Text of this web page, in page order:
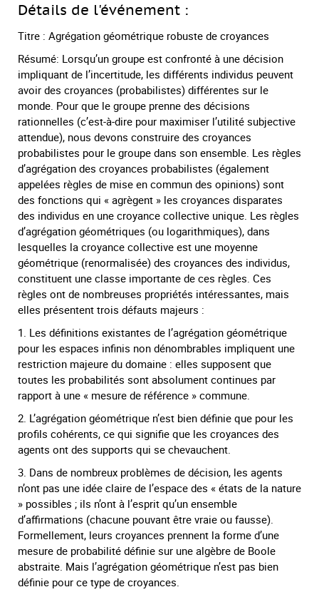
Détails de l'événement :
Titre : Agrégation géométrique robuste de croyances
Résumé: Lorsqu’un groupe est confronté à une décision
impliquant de l’incertitude, les différents individus peuvent
avoir des croyances (probabilistes) différentes sur le
monde. Pour que le groupe prenne des décisions
rationnelles (c’est-à-dire pour maximiser l’utilité subjective
attendue), nous devons construire des croyances
probabilistes pour le groupe dans son ensemble. Les règles
d’agrégation des croyances probabilistes (également
appelées règles de mise en commun des opinions) sont
des fonctions qui « agrègent » les croyances disparates
des individus en une croyance collective unique. Les règles
d’agrégation géométriques (ou logarithmiques), dans
lesquelles la croyance collective est une moyenne
géométrique (renormalisée) des croyances des individus,
constituent une classe importante de ces règles. Ces
règles ont de nombreuses propriétés intéressantes, mais
elles présentent trois défauts majeurs :
1. Les définitions existantes de l’agrégation géométrique
pour les espaces infinis non dénombrables impliquent une
restriction majeure du domaine : elles supposent que
toutes les probabilités sont absolument continues par
rapport à une « mesure de référence » commune.
2. L’agrégation géométrique n’est bien définie que pour les
profils cohérents, ce qui signifie que les croyances des
agents ont des supports qui se chevauchent.
3. Dans de nombreux problèmes de décision, les agents
n’ont pas une idée claire de l’espace des « états de la nature
» possibles ; ils n’ont à l’esprit qu’un ensemble
d’affirmations (chacune pouvant être vraie ou fausse).
Formellement, leurs croyances prennent la forme d’une
mesure de probabilité définie sur une algèbre de Boole
abstraite. Mais l’agrégation géométrique n’est pas bien
définie pour ce type de croyances.